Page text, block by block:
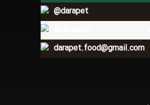
@darapet
darapet.food@gmail.com